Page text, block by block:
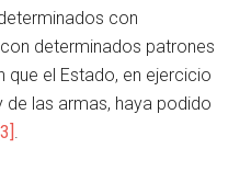
con
determinados patrones
que el Estado, en ejercicio
las armas, haya podido
.